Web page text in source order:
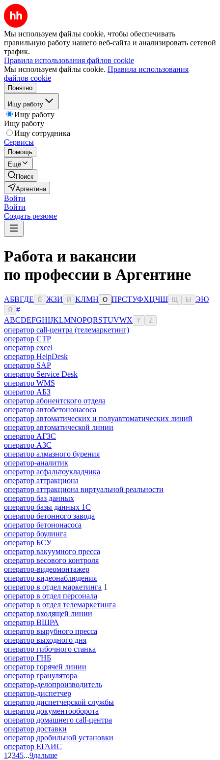
Мы используем файлы cookie, чтобы обеспечивать
правильную работу нашего веб-сайта и анализировать сетевой
трафик.
Правила использования файлов cookie
Мы используем файлы cookie. Правила использования
файлов cookie
Понятно
Ищу работу
Ищу работу
Ищу работу
Ищу сотрудника
Сервисы
Помощь
Ещё
Поиск
Аргентина
Войти
Войти
Создать резюме
Работа и вакансии
по профессии в Аргентине
АБВГДЕ Ё ЖЗИ Й КЛМН О ПРСТУФХЦЧШ Ы ЭЮ
Я
#
ABCDEFGHIJKLMNOPQRSTUVWX Y Z
оператор call-центра (телемаркетинг)
оператор CTP
оператор excel
оператор HelpDesk
оператор SAP
оператор Service Desk
оператор WMS
оператор АБЗ
оператор абонентского отдела
оператор автобетононасоса
оператор автоматических и полуавтоматических линий
оператор автоматической линии
оператор АГЗС
оператор АЗС
оператор алмазного бурения
оператор-аналитик
оператор асфальтоукладчика
оператор аттракциона
оператор аттракциона виртуальной реальности
оператор баз данных
оператор базы данных 1С
оператор бетонного завода
оператор бетононасоса
оператор боулинга
оператор БСУ
оператор вакуумного пресса
оператор весового контроля
оператор-видеомонтажер
оператор видеонаблюдения
оператор в отдел маркетинга 1
оператор в отдел персонала
оператор в отдел телемаркетинга
оператор входящей линии
оператор ВШРА
оператор вырубного пресса
оператор выходного дня
оператор гибочного станка
оператор ГНБ
оператор горячей линии
оператор гранулятора
оператор-делопроизводитель
оператор-диспетчер
оператор диспетчерской службы
оператор документооборота
оператор домашнего call-центра
оператор доставки
оператор дробильной установки
оператор ЕГАИС
1 2345...9дальше